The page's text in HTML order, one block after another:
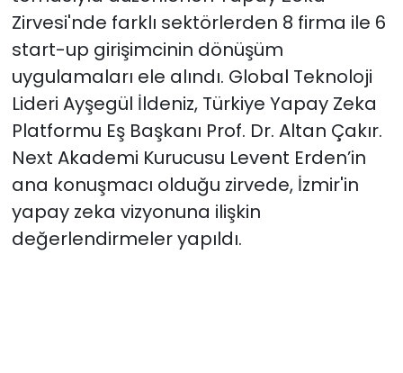
Zirvesi'nde farklı sektörlerden 8 firma ile 6
start-up girişimcinin dönüşüm
uygulamaları ele alındı. Global Teknoloji
Lideri Ayşegül İldeniz, Türkiye Yapay Zeka
Platformu Eş Başkanı Prof. Dr. Altan Çakır.
Next Akademi Kurucusu Levent Erden’in
ana konuşmacı olduğu zirvede, İzmir'in
yapay zeka vizyonuna ilişkin
değerlendirmeler yapıldı.